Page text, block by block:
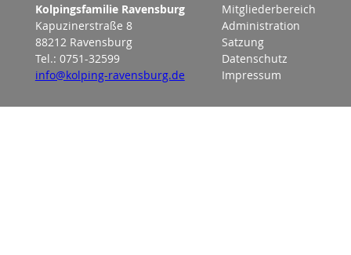
Kolpingsfamilie Ravensburg
Kapuzinerstraße 8
88212 Ravensburg
Tel.: 0751-32599
info@kolping-ravensburg.de
Mitgliederbereich
Administration
Satzung
Datenschutz
Impressum